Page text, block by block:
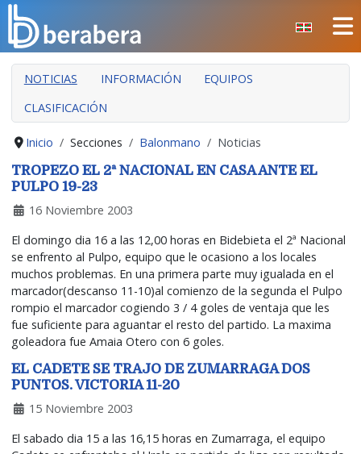
CERRAR
INICIO
CLUB
MANTEO
SECCIONES
EVENTOS
PREVENCIÓN DE LA VIOLENCIA
BERA BERA IZARRAK
NOTICIAS INFORMACIÓN
EQUIPOS
CLASIFICACIÓN
Inicio Secciones Balonmano
Noticias
TROPEZO EL 2ª NACIONAL EN CASA ANTE EL
PULPO 19-23
16 Noviembre 2003
El domingo dia 16 a las 12,00 horas en Bidebieta el 2ª Nacional
se enfrento al Pulpo, equipo que le ocasiono a los locales
muchos problemas. En una primera parte muy igualada en el
marcador(descanso 11-10)al comienzo de la segunda el Pulpo
rompio el marcador cogiendo 3 / 4 goles de ventaja que les
fue suficiente para aguantar el resto del partido. La maxima
goleadora fue Amaia Otero con 6 goles.
EL CADETE SE TRAJO DE ZUMARRAGA DOS
PUNTOS. VICTORIA 11-20
15 Noviembre 2003
El sabado dia 15 a las 16,15 horas en Zumarraga, el equipo